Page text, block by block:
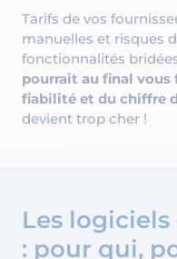
Tarifs de vos
manuelles et risques
fonctionnalités
pourrait au final vous
fiabilité et du chiffre
devient trop cher !
Les
: pour qui,